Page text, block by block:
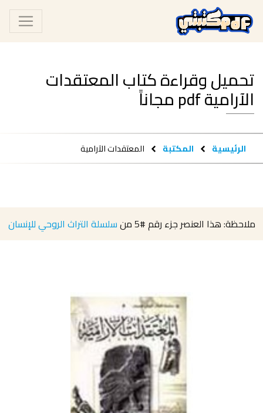
تحميل وقراءة كتاب المعتقدات
الآرامية pdf مجاناً
الرئيسية المكتبة المعتقدات الآرامية
ملاحظة: هذا العنصر جزء رقم#5 منسلسلة التراث الروحي للإنسان